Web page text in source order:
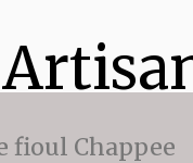
fioul Chappee